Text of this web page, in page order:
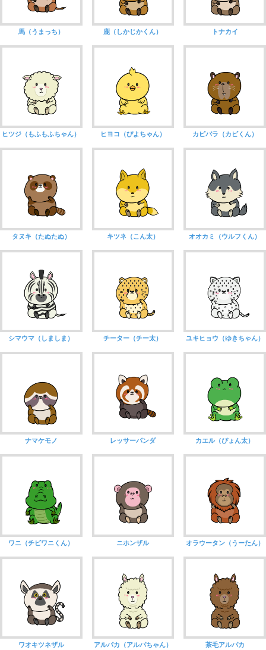
馬（うまっち） 鹿（しかじかくん） トナカイ
ヒツジ（もふもふちゃん） ヒヨコ（ぴよちゃん） カピバラ（カピくん）
タヌキ（たぬたぬ） キツネ（こん太） オオカミ（ウルフくん）
シマウマ（しましま） チーター（チー太） ユキヒョウ（ゆきちゃん）
ナマケモノ レッサーパンダ カエル（ぴょん太）
ワニ（チビワニくん） ニホンザル オラウータン（うーたん）
ワオキツネザル アルパカ（アルパちゃん） 茶毛アルパカ